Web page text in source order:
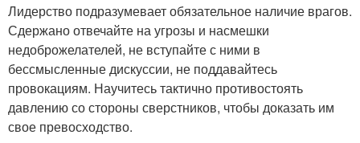
Лидерство подразумевает обязательное наличие врагов.
Сдержано отвечайте на угрозы и насмешки
недоброжелателей, не вступайте с ними в
бессмысленные дискуссии, не поддавайтесь
провокациям. Научитесь тактично противостоять
давлению со стороны сверстников, чтобы доказать им
свое превосходство.